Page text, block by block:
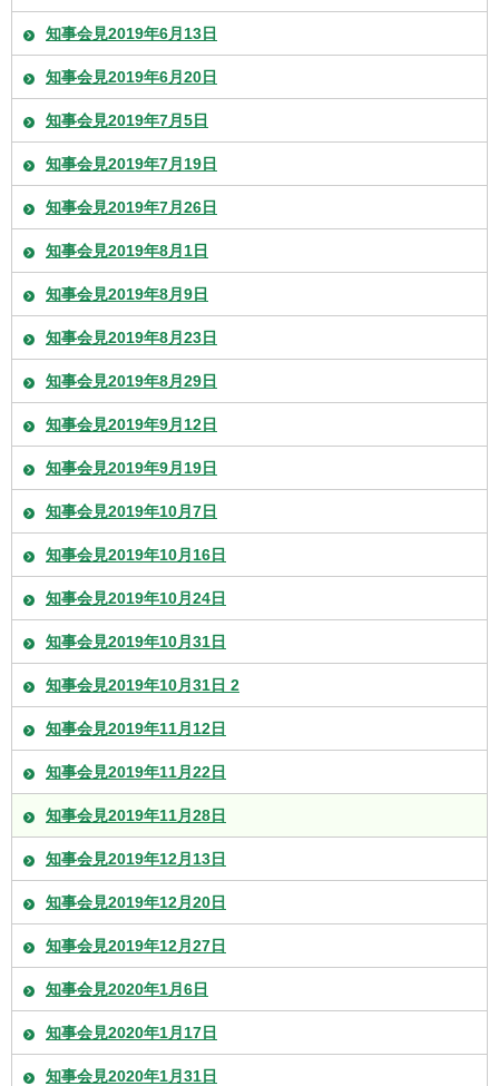
知事会見2019年6月13日
知事会見2019年6月20日
知事会見2019年7月5日
知事会見2019年7月19日
知事会見2019年7月26日
知事会見2019年8月1日
知事会見2019年8月9日
知事会見2019年8月23日
知事会見2019年8月29日
知事会見2019年9月12日
知事会見2019年9月19日
知事会見2019年10月7日
知事会見2019年10月16日
知事会見2019年10月24日
知事会見2019年10月31日
知事会見2019年10月31日 2
知事会見2019年11月12日
知事会見2019年11月22日
知事会見2019年11月28日
知事会見2019年12月13日
知事会見2019年12月20日
知事会見2019年12月27日
知事会見2020年1月6日
知事会見2020年1月17日
知事会見2020年1月31日